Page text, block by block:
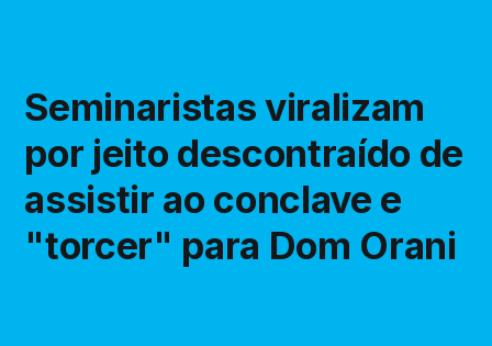
Seminaristas viralizam
por jeito descontraído de
assistir ao conclave e
"torcer" para Dom Orani